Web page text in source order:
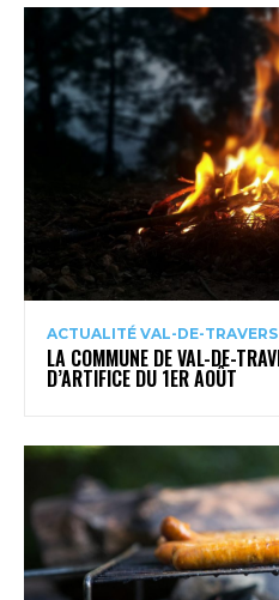
ACTUALITÉ VAL-DE-TRAVERS
LA COMMUNE DE VAL-DE-
D’ARTIFICE DU 1ER AOÛT